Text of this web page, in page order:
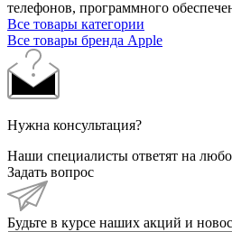
телефонов, программного
Все товары категории
Все товары бренда Apple
Нужна консультация?
Наши специалисты ответят на
Задать вопрос
Будьте в курсе наших акций и